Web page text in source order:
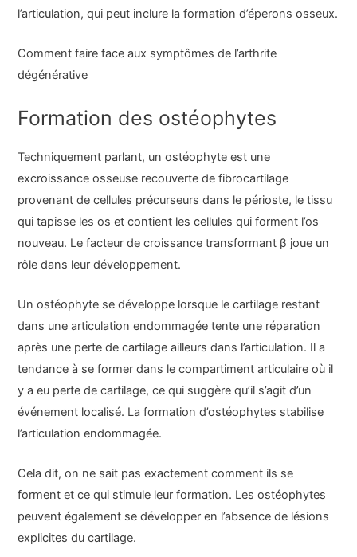
l’articulation, qui peut inclure la formation d’éperons osseux.
Comment faire face aux symptômes de l’arthrite
dégénérative
Formation des ostéophytes
Techniquement parlant, un ostéophyte est une
excroissance osseuse recouverte de fibrocartilage
provenant de cellules précurseurs dans le périoste, le tissu
qui tapisse les os et contient les cellules qui forment l’os
nouveau. Le facteur de croissance transformant β joue un
rôle dans leur développement.
Un ostéophyte se développe lorsque le cartilage restant
dans une articulation endommagée tente une réparation
après une perte de cartilage ailleurs dans l’articulation. Il a
tendance à se former dans le compartiment articulaire où il
y a eu perte de cartilage, ce qui suggère qu’il s’agit d’un
événement localisé. La formation d’ostéophytes stabilise
l’articulation endommagée.
Cela dit, on ne sait pas exactement comment ils se
forment et ce qui stimule leur formation. Les ostéophytes
peuvent également se développer en l’absence de lésions
explicites du cartilage.